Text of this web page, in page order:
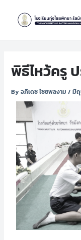
content
พิธีไหว้ครู
Byอภิเดช ไชยพลงาม/มิถุ
navigation